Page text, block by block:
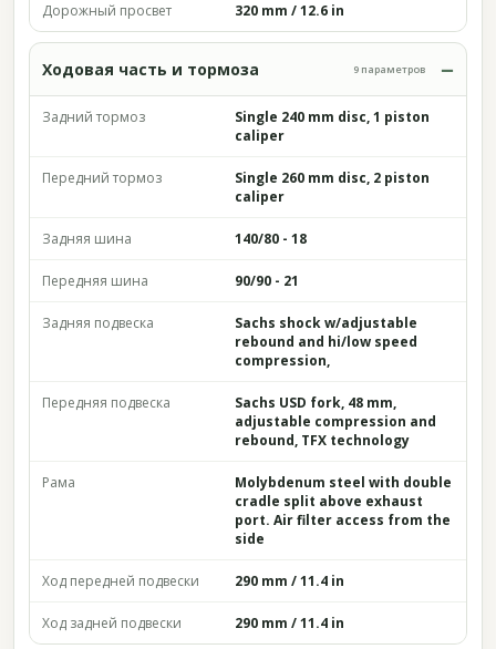
Дорожный просвет 320 mm / 12.6 in
Ходовая часть и тормоза 9 параметров
Задний тормоз
Single 240 mm disc, 1 piston
caliper
Передний тормоз
Single 260 mm disc, 2 piston
caliper
Задняя шина 140/80 - 18
Передняя шина 90/90 - 21
Задняя подвеска
Sachs shock w/adjustable
rebound and hi/low speed
compression,
Передняя подвеска
Sachs USD fork, 48 mm,
adjustable compression and
rebound, TFX technology
Рама
Molybdenum steel with double
cradle split above exhaust
port. Air filter access from the
side
Ход передней подвески 290 mm / 11.4 in
Ход задней подвески 290 mm / 11.4 in